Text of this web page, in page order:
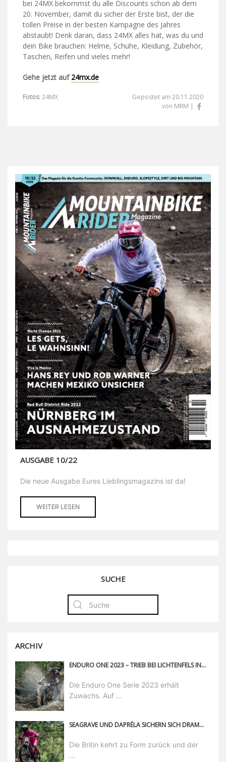
bei 24MX bekommst du alle Discounts schon ab dem
20. November, damit du sicher der Erste bist, der die
tollen Preise in der besten Kampagne des Jahres
abstaubt! Denk daran, dass 24MX alles hat, was du und
dein Bike brauchen: Helme, Schuhe, Kleidung, Zubehör,
Taschen, Reifen und vieles mehr!
Gehe jetzt auf 24mx.de
Fotos:24MX
Gepostet am 20.11.2020
von MRM |
AUSGABE 10/22
Die neue Ausgabe Eures Lieblingsmagazins ist da!
WEITER LESEN
SUCHE
ARCHIV
ENDURO ONE 2023 – TRIEB BEI LICHTENFELS IN OBERFRANKEN KOMMT NEU DAZU
Die Enduro One Serie 2023 erhält
Zuwachs. Auf ...
SEAGRAVE UND DAPRÉLA SICHERN SICH DRAMATISCHE DH-SIEGE IN LES GETS
Die Britin kehrt zu Form zurück und der
...